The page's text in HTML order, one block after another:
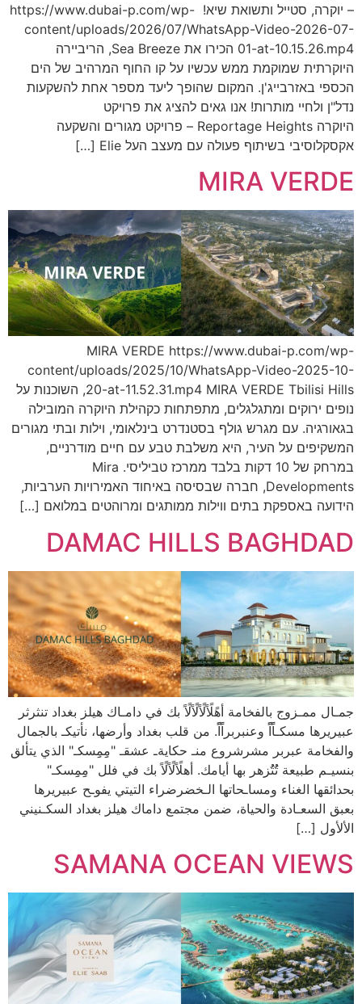
– יוקרה, סטייל ותשואת שיא! https://www.dubai-p.com/wp-
content/uploads/2026/07/WhatsApp-Video-2026-07-
01-at-10.15.26.mp4 הכירו את Sea Breeze, הריביירה
היוקרתית שמוקמת ממש עכשיו על קו החוף המרהיב של הים
הכספי באזרבייג'ן. המקום שהופך ליעד מספר אחת להשקעות
נדל"ן ולחיי מותרות! אנו גאים להציג את פרויקט
היוקרה Reportage Heights – פרויקט מגורים והשקעה
אקסקלוסיבי בשיתוף פעולה עם מעצב העל Elie […]
MIRA VERDE
MIRA VERDE https://www.dubai-p.com/wp-
content/uploads/2025/10/WhatsApp-Video-2025-10-
20-at-11.52.31.mp4 MIRA VERDE Tbilisi Hills, השוכנות על
נופים ירוקים ומתגלגלים, מתפתחות כקהילת היוקרה המובילה
בגאורגיה. עם מגרש גולף בסטנדרט בינלאומי, וילות ובתי מגורים
המשקיפים על העיר, היא משלבת טבע עם חיים מודרניים,
במרחק של 10 דקות בלבד ממרכז טביליסי. Mira
Developments, חברה שבסיסה באיחוד האמירויות הערביות,
הידועה באספקת בתים ווילות ממותגים ומרוהטים במלואם […]
DAMAC HILLS BAGHDAD
جمـال ممـزوج بالفخامة أهًلًاًلًاًلًاًلًاً بك في دامـاك هيلز بغداد تنثرثر
عبيريرها مسكـاًًاًً وعنبربراًًاًً. من قلب بغداد وأرضها، نأتيكـ بالجمال
والفخامة عبربر مشرشروع منـ حكايةـ عشقـ "مِِمِِسكـ" الذي يتألق
بنسيـم طبيعة تُُتُُزهر بها أيامك. أهلًاًلًاًلًاً بك في فلل "مِِمِِسكـ"
بحدائقها الغناء ومساـحاتها الـخضرضراء التيتي يفوـح عبيريرها
بعبق السعـادة والحياة، ضمن مجتمع داماك هيلز بغداد السكـنيني
الألأول […]
SAMANA OCEAN VIEWS